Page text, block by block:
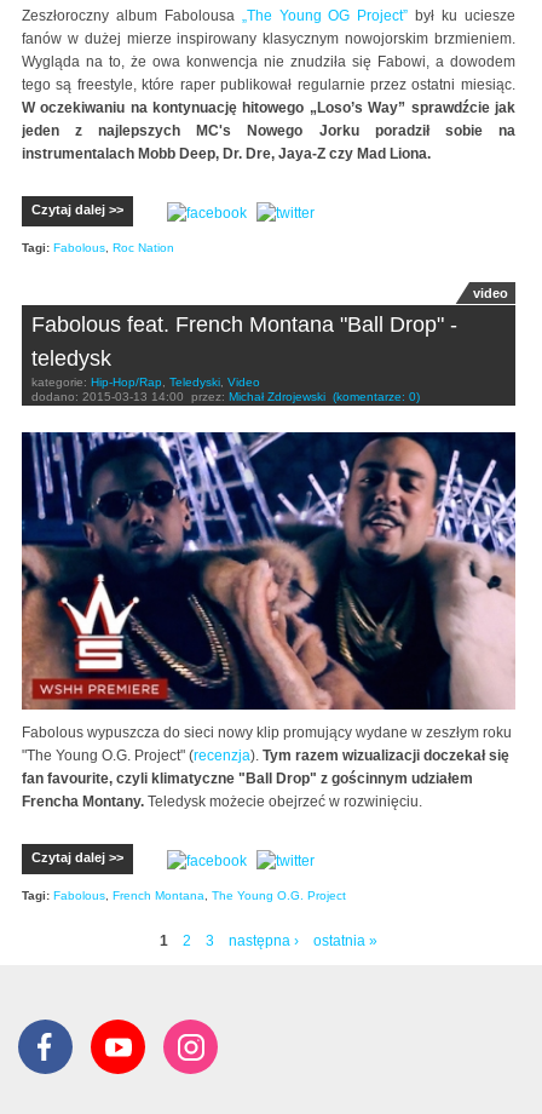
Zeszłoroczny album Fabolousa „The Young OG Project” był ku uciesze
fanów w dużej mierze inspirowany klasycznym nowojorskim brzmieniem.
Wygląda na to, że owa konwencja nie znudziła się Fabowi, a dowodem
tego są freestyle, które raper publikował regularnie przez ostatni miesiąc.
W oczekiwaniu na kontynuację hitowego „Loso’s Way” sprawdźcie jak
jeden z najlepszych MC's Nowego Jorku poradził sobie na
instrumentalach Mobb Deep, Dr. Dre, Jaya-Z czy Mad Liona.
Czytaj dalej >>
Tagi: Fabolous Roc Nation
video
Fabolous feat. French Montana "Ball Drop" -
teledysk
kategorie: Hip-Hop/Rap Teledyski Video
dodano: 2015-03-13 14:00 przez: Michał Zdrojewski (komentarze: 0)
Fabolous wypuszcza do sieci nowy klip promujący wydane w zeszłym roku
"The Young O.G. Project" (recenzja). Tym razem wizualizacji doczekał się
fan favourite, czyli klimatyczne "Ball Drop" z gościnnym udziałem
Frencha Montany. Teledysk możecie obejrzeć w rozwinięciu.
Czytaj dalej >>
Tagi: Fabolous French Montana The Young O.G. Project
1 2 3 następna › ostatnia »